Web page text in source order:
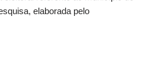
elaborada pelo